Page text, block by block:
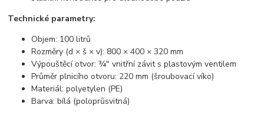
Technické parametry:
Objem: 100 litrů
Rozměry (d × š × v): 800 × 400 × 320 mm
Výpouštěcí otvor: ¾" vnitřní závit s plastovým ventilem
Průměr plnicího otvoru: 220 mm (šroubovací víko)
Materiál: polyetylen (PE)
Barva: bílá (poloprůsvitná)